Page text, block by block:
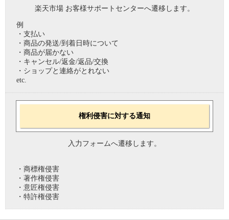
楽天市場 お客様サポートセンターへ遷移します。
例
・支払い
・商品の発送/到着日時について
・商品が届かない
・キャンセル/返金/返品/交換
・ショップと連絡がとれない
etc.
権利侵害に対する通知
入力フォームへ遷移します。
・商標権侵害
・著作権侵害
・意匠権侵害
・特許権侵害